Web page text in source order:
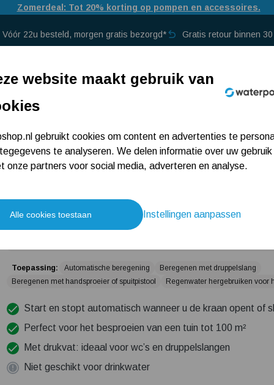
Zomerdeal: Tot 20% korting op pompen en accessoires.
Vóór 22u besteld, morgen gratis bezorgd* Gratis retour binnen
→
Einhell GC-WW
149,-
Toepassing: Automatische beregening
Beregenen met druppelslang
Beregenen met handsproeier of spuitpistool
Regenwater hergebruiken voor
Start en stopt automatisch wanneer u de kraan opent of
Perfect voor het besproeien van een tuin tot 100 m²
Met drukvat: ideaal voor wc’s en druppelslangen
Niet geschikt voor drinkwater
website maakt gebruik van
gebruikt cookies om content en advertenties te
te analyseren. We delen informatie over uw gebruik
onze partners voor social media, adverteren en analyse.
Alle cookies toestaan Instellingen aanpassen